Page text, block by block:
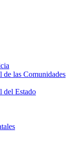
las Comunidades
del Estado